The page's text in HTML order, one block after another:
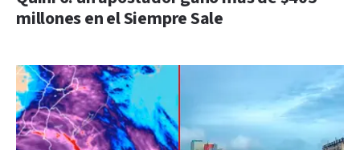
millones en el Siempre Sale